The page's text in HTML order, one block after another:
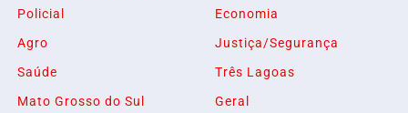
Policial
Economia
Agro
Justiça/Segurança
Saúde
Três Lagoas
Mato Grosso do Sul
Geral